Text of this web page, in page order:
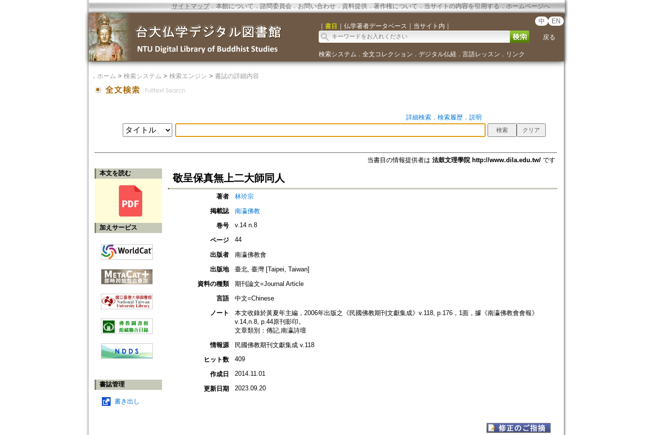
サイトマップ．本館について ． 諮問委員会． お問い合わせ． 資料提供． 著作権について．当サイトの内容を引用する ． ホームページへ
｜ 書目 ｜ 仏学著者データベース ｜ 当サイト内 ｜
中 EN
戻る
検索システム ． 全文コレクション ． デジタル仏経． 言語レッスン ． リンク
． ホーム > 検索システム > 検索エンジン > 書誌の詳細内容
詳細検索． 検索履歴． 説明
当書目の情報提供者は 法鼓文理學院 http://www.dila.edu.tw/です
本文を読む
加えサービス
書誌管理
書き出し
敬呈保真無上二大師同人
著者
林玠宗
掲載誌
南瀛佛教
巻号
v.14 n.8
ページ 44
出版者
南瀛佛教會
出版地
臺北, 臺灣 [Taipei, Taiwan]
資料の種類
期刊論文=Journal Article
言語
中文=Chinese
ノート
本文收錄於黃夏年主編，2006年出版之《民國佛教期刊文獻集成》v.118, p.176，1面，據《南瀛佛教會會報》
v.14,n.8, p.44原刊影印。
文章類別：傳記,南瀛詩壇
情報源
民國佛教期刊文獻集成 v.118
ヒット数
409
作成日 2014.11.01
更新日期 2023.09.20